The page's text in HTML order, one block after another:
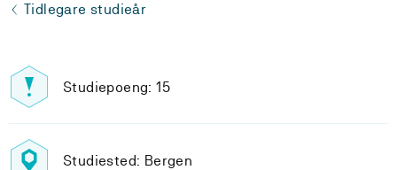
Tidlegare studieår
Studiepoeng: 15
Studiested: Bergen